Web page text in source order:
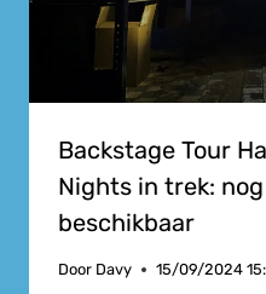
Backstage Tour
Nights in trek:
beschikbaar
Door Davy 15/09/2024